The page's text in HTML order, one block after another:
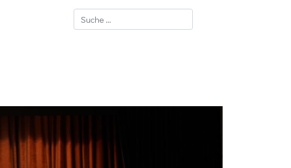
Suchen